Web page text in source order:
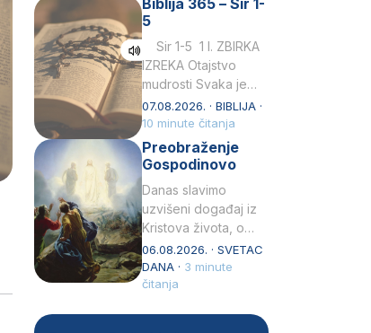
rođenjem Grk.
Obnovio je odnose s
afričkim…
Biblija 365 – Sir 1-
5
Sir 1-5 1 I. ZBIRKA
IZREKA Otajstvo
mudrosti Svaka je
mudrost od Gospoda
i s njime je dovijeka.2
Tko će…
07.08.2026. · BIBLIJA ·
10 minute čitanja
Preobraženje
Gospodinovo
Danas slavimo
uzvišeni događaj iz
Kristova života, o
kojem nas izvješćuju
evanđelisti Matej,
Marko i Luka te sveti
06.08.2026. · SVETAC
DANA · 3 minute
čitanja